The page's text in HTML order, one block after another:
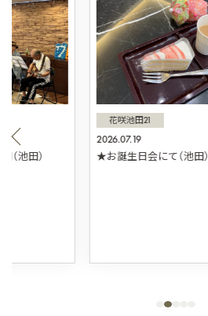
池田）
2026.07.19
花咲池田21
★お誕生日会にて（池田）